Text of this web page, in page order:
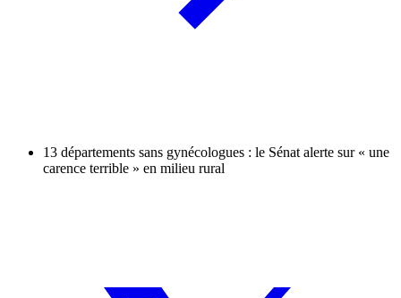
13 départements sans gynécologues : le Sénat alerte sur « une
carence terrible » en milieu rural